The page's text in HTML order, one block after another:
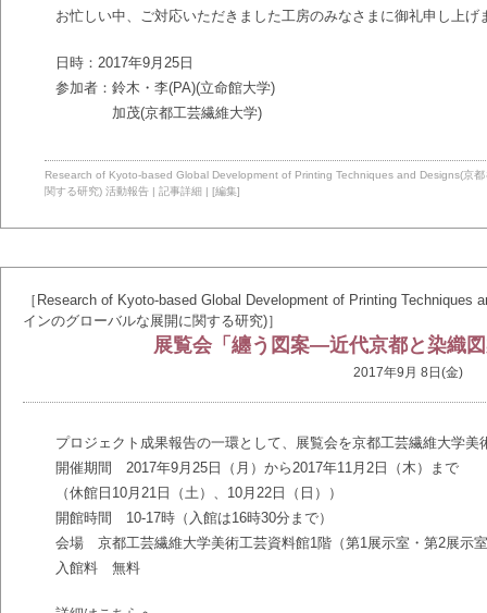
お忙しい中、ご対応いただきました工房のみなさまに御礼申し上げ
日時：2017年9月25日
参加者：鈴木・李(PA)(立命館大学)
加茂(京都工芸繊維大学)
Research of Kyoto-based Global Development of Printing Techniques and Designs(京
関する研究) 活動報告 | 記事詳細 | [編集]
［Research of Kyoto-based Global Development of Printing Techniques
インのグローバルな展開に関する研究)］
展覧会「纏う図案―近代京都と染織
2017年9月 8日(金)
プロジェクト成果報告の一環として、展覧会を京都工芸繊維大学
開催期間 2017年9月25日（月）から2017年11月2日（木）まで
（休館日10月21日（土）、10月22日（日））
開館時間 10-17時（入館は16時30分まで）
会場 京都工芸繊維大学美術工芸資料館1階（第1展示室・第2展示
入館料 無料